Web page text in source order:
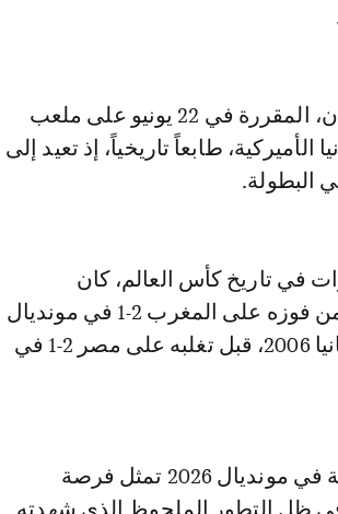
وتحمل المباراة المرتقبة بين الجزائر والأردن، المقررة في 22 يونيو على ملعب
الأميركية، طابعاً تاريخياً، إذ تعيد إلى
البطولة.
في تاريخ كأس العالم، كان
المنتخب السعودي طرفاً فيها جميعاً، بداية من فوزه على المغرب 2-1 في مونديال
1994، ثم تعادله مع تونس 2-2 في نسخة ألمانيا 2006، قبل تغلبه على مصر 2-1 في
ويرى متابعون أن المشاركة العربية الواسعة في مونديال 2026 تمثل فرصة
في ظل التطور الملحوظ الذي شهدته